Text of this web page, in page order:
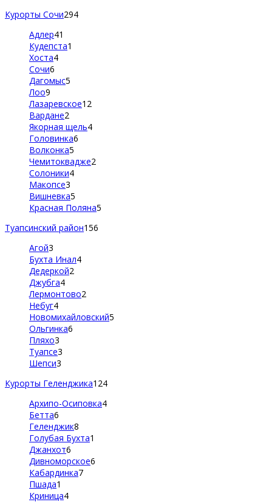
Курорты Сочи294
Адлер41
Кудепста1
Хоста4
Сочи6
Дагомыс5
Лоо9
Лазаревское12
Вардане2
Якорная щель4
Головинка6
Волконка5
Чемитоквадже2
Солоники4
Макопсе3
Вишневка5
Красная Поляна5
Туапсинский район156
Агой3
Бухта Инал4
Дедеркой2
Джубга4
Лермонтово2
Небуг4
Новомихайловский5
Ольгинка6
Пляхо3
Туапсе3
Шепси3
Курорты Геленджика124
Архипо-Осиповка4
Бетта6
Геленджик8
Голубая Бухта1
Джанхот6
Дивноморское6
Кабардинка7
Пшада1
Криница4